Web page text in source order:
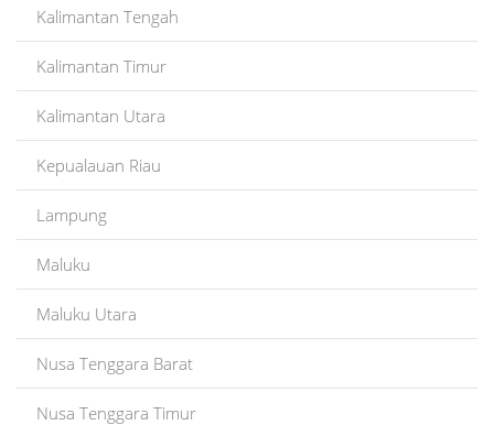
Kalimantan Tengah
Kalimantan Timur
Kalimantan Utara
Kepualauan Riau
Lampung
Maluku
Maluku Utara
Nusa Tenggara Barat
Nusa Tenggara Timur